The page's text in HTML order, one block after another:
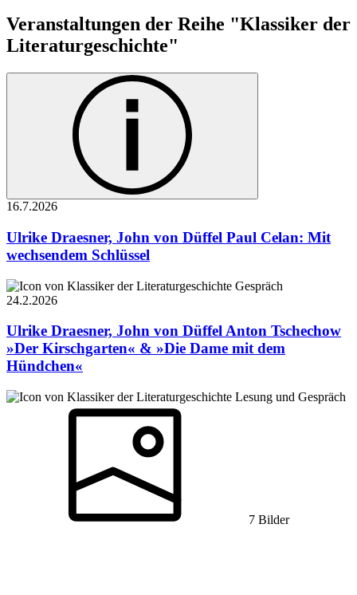
Veranstaltungen der Reihe "Klassiker der
Literaturgeschichte"
16.7.2026
Ulrike Draesner, John von Düffel Paul Celan: Mit
wechsendem Schlüssel
Gespräch
24.2.2026
Ulrike Draesner, John von DüffelAnton Tschechow
»Der Kirschgarten« & »Die Dame mit dem
Hündchen«
Lesung und Gespräch
7 Bilder